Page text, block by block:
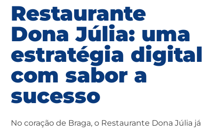
Restaurante
Dona Júlia: uma
estratégia digital
com sabor a
sucesso
No coração de Braga, o Restaurante Dona Júlia já